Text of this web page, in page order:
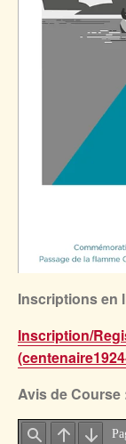
Inscriptions en
Inscription/
Avis de Course